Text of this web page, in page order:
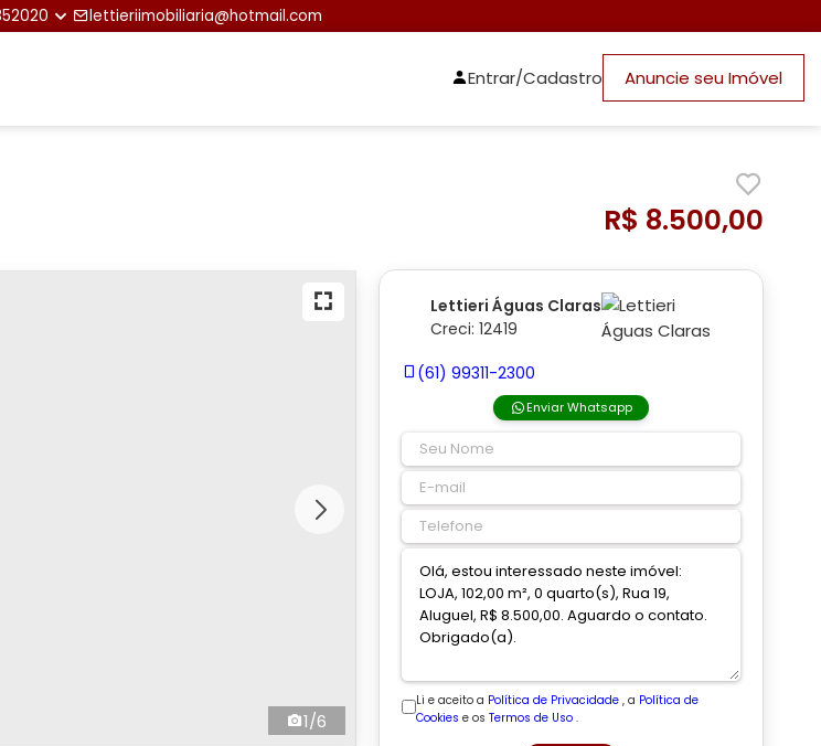
lettieriimobiliaria@hotmail.com
Entrar/Cadastro Anuncie seu Imóvel
R$ 8.500,00
1/6
Lettieri Águas Claras
Creci: 12419
(61) 99311-2300
Enviar Whatsapp
Li e aceito a Política de Privacidade , a Política de
Cookies e osTermos de Uso .